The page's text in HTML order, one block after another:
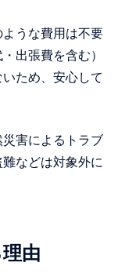
うな費用は不要
出張費を含む）
ため、安心して
害によるトラブ
などは対象外に
由